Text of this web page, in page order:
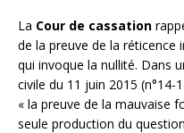
La Cour de cassation
de la preuve de la réticence
qui invoque la nullité. Dans
civile du 11 juin 2015 (n°14-
« la preuve de la mauvaise
seule production du